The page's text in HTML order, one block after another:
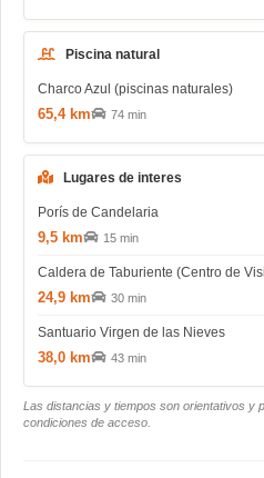
Piscina natural
Charco Azul (piscinas naturales)
65,4 km 74 min
Lugares de interes
Porís de Candelaria
9,5 km 15 min
Caldera de Taburiente (Centro de
24,9 km 30 min
Santuario Virgen de las Nieves
38,0 km 43 min
Las distancias y tiempos son orientativos y
condiciones de acceso.